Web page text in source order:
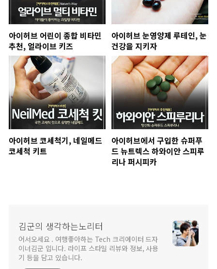
아이허브 어린이 종합 비타민
추천, 얼라이브 키즈
아이허브 눈영양제 루테인, 눈
건강을 지키자
아이허브 코세척기, 네일메드
코세척 키트
아이허브에서 구입한 슈퍼푸
드 뉴트렉스 하와이안 스피루
리나 퍼시피카
김군의 생각하는노리터
어서오세요 . 여행좋아하는 Tech 크리에이터 드자
이너김군 입니다. 라이프 스타일 리뷰와 정보, 사용
기 등을 담고 있습니다.